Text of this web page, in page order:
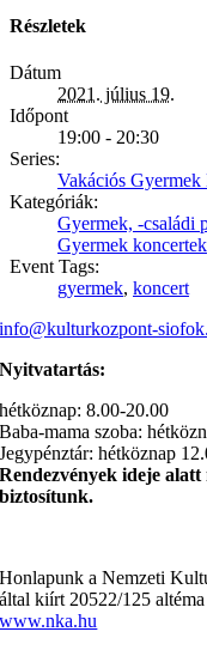
Részletek
Dátum
2021. július 19.
Időpont
19:00 - 20:30
Series:
Vakációs
Kategóriák:
Gyermek, -családi
Gyermek koncertek
Event Tags:
gyermek, koncert
info@kulturkozpont-
Nyitvatartás:
hétköznap: 8.00-20.00
Baba-mama szoba:
Jegypénztár: hétköznap
Rendezvények ideje
biztosítunk.
Honlapunk a Nemzeti
által kiírt 20522/125
www.nka.hu